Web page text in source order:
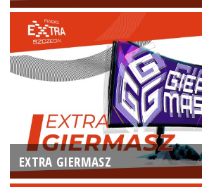
EXTRA GIERMASZ